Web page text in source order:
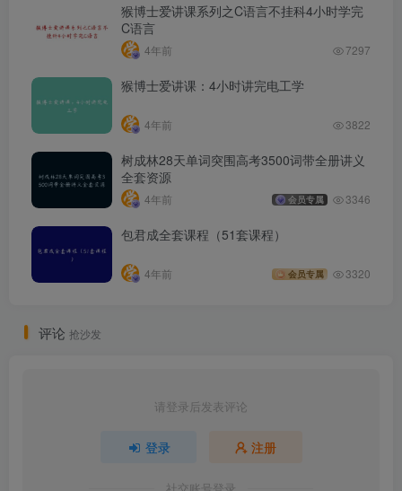
猴博士爱讲课系列之C语言不挂科4小时学完
C语言
4年前 7297
猴博士爱讲课：4小时讲完电工学
4年前 3822
树成林28天单词突围高考3500词带全册讲义
全套资源
4年前 会员专属 3346
包君成全套课程（51套课程）
4年前 会员专属 3320
评论 抢沙发
请登录后发表评论
登录 注册